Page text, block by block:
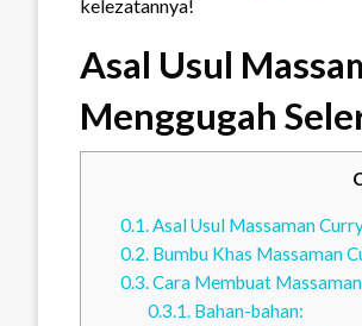
kelezatannya!
Asal Usul
Menggugah
0.1.Asal Usul Massaman
0.2.Bumbu Khas Massaman
0.3.Cara Membuat
0.3.1.Bahan-bahan: